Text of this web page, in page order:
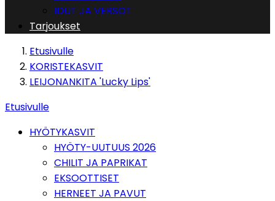
IDUT JA VERSOT
Tarjoukset
Etusivulle
KORISTEKASVIT
LEIJONANKITA 'Lucky Lips'
Etusivulle
HYÖTYKASVIT
HYÖTY-UUTUUS 2026
CHILIT JA PAPRIKAT
EKSOOTTISET
HERNEET JA PAVUT